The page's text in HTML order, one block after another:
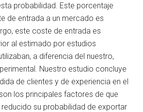
probabilidad. Este porcentaje
de entrada a un mercado es
este coste de entrada es
al estimado por estudios
a diferencia del nuestro,
Nuestro estudio concluye
de clientes y de experiencia en el
los principales factores de que
su probabilidad de exportar